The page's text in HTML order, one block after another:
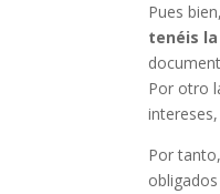
Pues
tenéis
Por otro
Por